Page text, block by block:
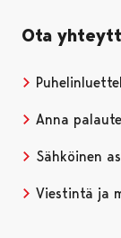
Ota
Anna
Sähköinen
Viestintä ja